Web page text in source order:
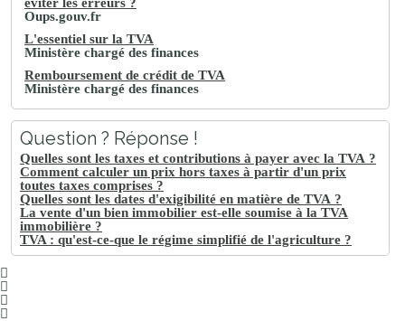
Oups.gouv.fr
L'essentiel sur la TVA
Ministère chargé des finances
Remboursement de crédit de TVA
Ministère chargé des finances
Question ? Réponse !
Quelles sont les taxes et contributions à payer avec la TVA ?
Comment calculer un prix hors taxes à partir d'un prix
toutes taxes comprises ?
Quelles sont les dates d'exigibilité en matière de TVA ?
La vente d'un bien immobilier est-elle soumise à la TVA
immobilière ?
TVA : qu'est-ce-que le régime simplifié de l'agriculture ?